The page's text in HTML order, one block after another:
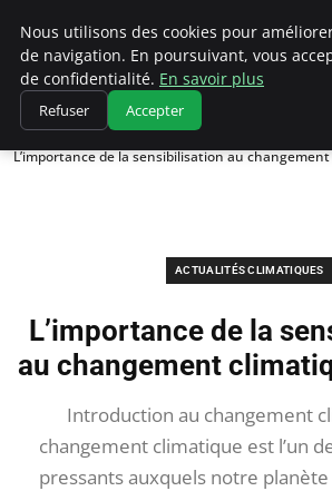
Climatedebtagents
Accueil
Actualités Climatiques
L’importance de la sensibilisation au changement
ACTUALITÉS CLIMATIQUES
L’importance de la
au changement
Introduction au changement
changement climatique est l’un
pressants auxquels notre
Nous utilisons des cookies pour
de navigation. En poursuivant, vous
de confidentialité. En savoir plus
Refuser Accepter